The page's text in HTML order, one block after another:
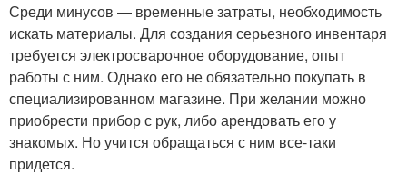
Среди минусов — временные затраты, необходимость
искать материалы. Для создания серьезного инвентаря
требуется электросварочное оборудование, опыт
работы с ним. Однако его не обязательно покупать в
специализированном магазине. При желании можно
приобрести прибор с рук, либо арендовать его у
знакомых. Но учится обращаться с ним все-таки
придется.